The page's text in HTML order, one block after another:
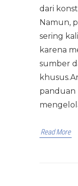
dari
Namun,
sering
karena
sumber
panduan
Read More